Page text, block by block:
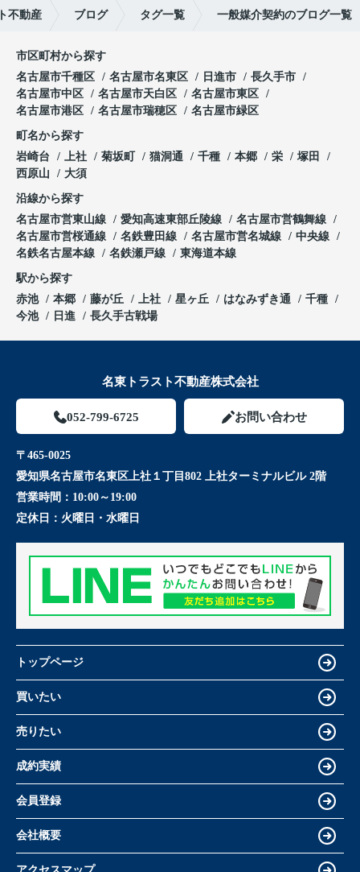
不動産 ブログ タグ一覧 一般媒介契約のブログ一覧
市区町村から探す
名古屋市千種区
名古屋市名東区 日進市
長久手市
名古屋市中区
名古屋市天白区
名古屋市東区
名古屋市港区
名古屋市瑞穂区 名古屋市緑区
町名から探す
岩崎台
上社 菊坂町 猫洞通 千種 本郷 栄
塚田
西原山
大須
沿線から探す
名古屋市営東山線
愛知高速東部丘陵線
名古屋市営鶴舞線
名古屋市営桜通線
名鉄豊田線 名古屋市営名城線
中央線
名鉄名古屋本線
名鉄瀬戸線 東海道本線
駅から探す
赤池
本郷 藤が丘 上社 星ヶ丘 はなみずき通
千種
今池
日進 長久手古戦場
名東トラスト不動産株式会社
052-799-6725 お問い合わせ
〒465-0025
愛知県名古屋市名東区上社１丁目802 上社ターミナルビル 2階
営業時間： 10:00～19:00
定休日： 火曜日・水曜日
トップページ
買いたい
売りたい
成約実績
会員登録
会社概要